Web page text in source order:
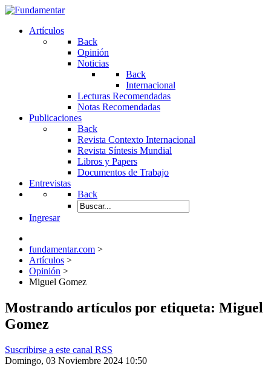
Artículos
Back
Opinión
Noticias
Back
Internacional
Lecturas Recomendadas
Notas Recomendadas
Publicaciones
Back
Revista Contexto Internacional
Revista Síntesis Mundial
Libros y Papers
Documentos de Trabajo
Entrevistas
Back
Ingresar
fundamentar.com >
Artículos >
Opinión >
Miguel Gomez
Mostrando artículos por etiqueta: Miguel
Gomez
Suscribirse a este canal RSS
Domingo, 03 Noviembre 2024 10:50